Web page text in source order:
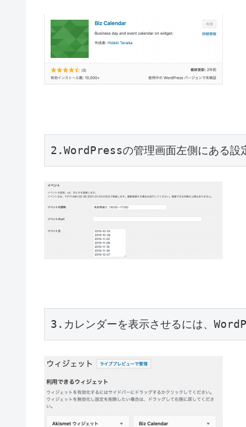
2.WordPressの管理画面左側にある
3.カレンダーを表示させるには、